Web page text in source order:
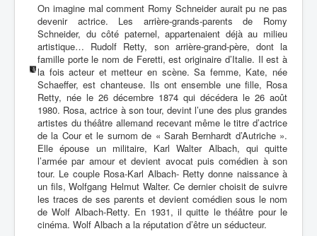
On imagine mal comment Romy Schneider aurait pu ne pas
devenir actrice. Les arrière-grands-parents de Romy
Schneider, du côté paternel, appartenaient déjà au milieu
artistique… Rudolf Retty, son arrière-grand-père, dont la
famille porte le nom de Feretti, est originaire d’Italie. Il est à
la fois acteur et metteur en scène. Sa femme, Kate, née
Schaeffer, est chanteuse. Ils ont ensemble une fille, Rosa
Retty, née le 26 décembre 1874 qui décédera le 26 août
1980. Rosa, actrice à son tour, devint l’une des plus grandes
artistes du théâtre allemand recevant même le titre d’actrice
de la Cour et le surnom de « Sarah Bernhardt d’Autriche ».
Elle épouse un militaire, Karl Walter Albach, qui quitte
l’armée par amour et devient avocat puis comédien à son
tour. Le couple Rosa-Karl Albach- Retty donne naissance à
un fils, Wolfgang Helmut Walter. Ce dernier choisit de suivre
les traces de ses parents et devient comédien sous le nom
de Wolf Albach-Retty. En 1931, il quitte le théâtre pour le
cinéma. Wolf Albach a la réputation d’être un séducteur.